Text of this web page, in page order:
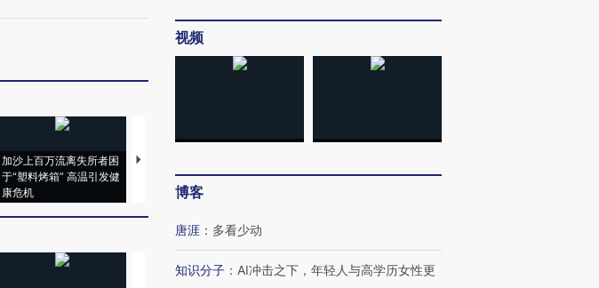
加沙上百万流离失所者困
于“塑料烤箱” 高温引发健
康危机
视线｜HYROX的吸金
术：是什么让中产们甘
心“花钱找虐”？
粒摇头丸 尿检体内含3种
度Z世代 用街头抗争将教
视频
博客
唐涯 ： 多看少动
知识分子 ： AI冲击之下，年轻人与高学历女性更